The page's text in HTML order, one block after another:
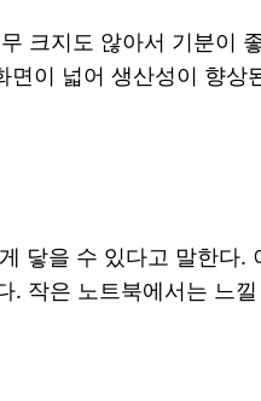
크지도 않아서 기분이
면이 넓어 생산성이 향상
닿을 수 있다고 말한다.
. 작은 노트북에서는 느